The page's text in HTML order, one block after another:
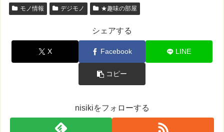
モノ情報 デジモノ ★趣味の部屋
シェアする
X Facebook LINE
コピー
nisikiをフォローする